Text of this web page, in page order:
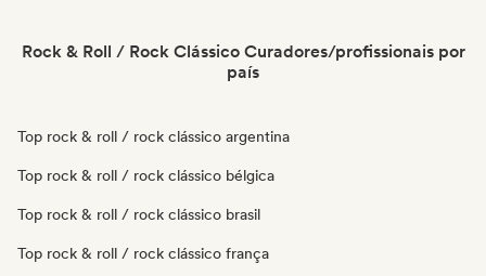
Rock & Roll / Rock Clássico Curadores/profissionais por
país
Top rock & roll / rock clássico argentina
Top rock & roll / rock clássico bélgica
Top rock & roll / rock clássico brasil
Top rock & roll / rock clássico frança